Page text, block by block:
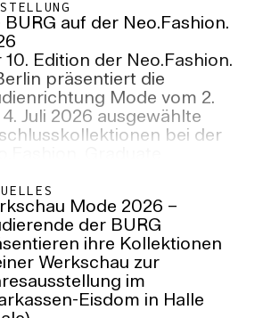
BURG auf der Neo.Fashion.
10. Edition der Neo.Fashion.
präsentiert die
Mode vom 2.
4. Juli 2026 ausgewählte
bei der
Show.
Mode 2026 –
der BURG
ihre Kollektionen
Werkschau zur
im
Eisdom in Halle